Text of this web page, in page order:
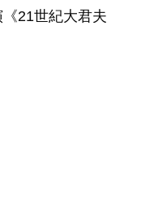
21世紀大君夫